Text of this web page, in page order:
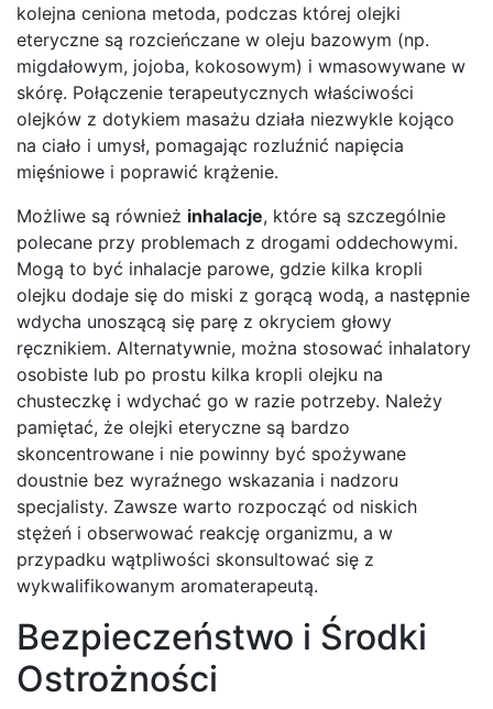
kolejna ceniona metoda, podczas której olejki
eteryczne są rozcieńczane w oleju bazowym (np.
migdałowym, jojoba, kokosowym) i wmasowywane w
skórę. Połączenie terapeutycznych właściwości
olejków z dotykiem masażu działa niezwykle kojąco
na ciało i umysł, pomagając rozluźnić napięcia
mięśniowe i poprawić krążenie.
Możliwe są również inhalacje, które są szczególnie
polecane przy problemach z drogami oddechowymi.
Mogą to być inhalacje parowe, gdzie kilka kropli
olejku dodaje się do miski z gorącą wodą, a następnie
wdycha unoszącą się parę z okryciem głowy
ręcznikiem. Alternatywnie, można stosować inhalatory
osobiste lub po prostu kilka kropli olejku na
chusteczkę i wdychać go w razie potrzeby. Należy
pamiętać, że olejki eteryczne są bardzo
skoncentrowane i nie powinny być spożywane
doustnie bez wyraźnego wskazania i nadzoru
specjalisty. Zawsze warto rozpocząć od niskich
stężeń i obserwować reakcję organizmu, a w
przypadku wątpliwości skonsultować się z
wykwalifikowanym aromaterapeutą.
Bezpieczeństwo i Środki
Ostrożności